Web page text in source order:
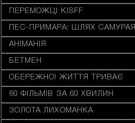
ПЕРЕМОЖЦІ KISFF
ПЕС-ПРИМАРА: ШЛЯХ САМУРАЯ
АНІМАНІЯ
БЕТМЕН
ОБЕРЕЖНО! ЖИТТЯ ТРИВАЄ
60 ФІЛЬМІВ ЗА 60 ХВИЛИН
ЗОЛОТА ЛИХОМАНКА